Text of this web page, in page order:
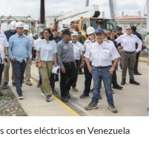
cortes eléctricos en Venezuela